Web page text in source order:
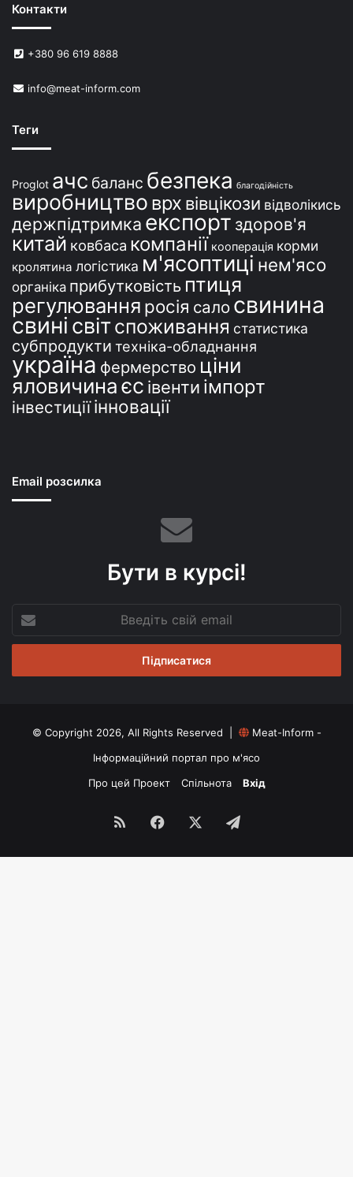
е
й
У
р
ї
Контакти
+380 96 619 8888
info@meat-inform.com
Теги
Proglot ачс баланс безпека благодійність
виробництво врх вівцікози відволікись
держпідтримка експорт здоров'я
китай ковбаса компанії кооперація корми
кролятина логістика м'ясоптиці нем'ясо
органіка прибутковість птиця
регулювання росія сало свинина
свині світспоживання статистика
субпродукти техніка-обладнання
україна фермерство ціни
яловичинаєс івенти імпорт
інвестиції інновації
Email розсилка
Бути в курсі!
свій
email
© Copyright 2026, All Rights Reserved |
Meat-Inform -
Інформаційний портал про м'ясо
Про цей Проект
Спільнота Вхід
RSS Facebook